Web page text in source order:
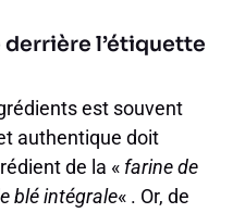
l’étiquette
est souvent
authentique doit
de la « farine de
blé intégrale« . Or, de